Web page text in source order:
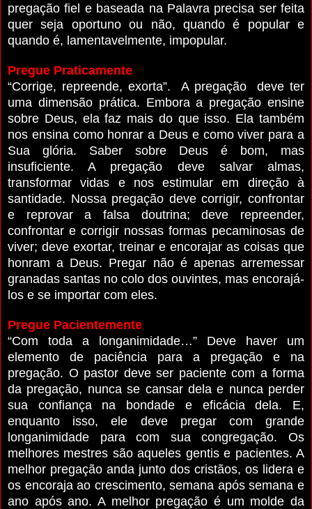
pregação fiel e baseada na Palavra precisa ser feita
quer seja oportuno ou não, quando é popular e
quando é, lamentavelmente, impopular.
Pregue Praticamente
“Corrige, repreende, exorta”. A pregação deve ter
uma dimensão prática. Embora a pregação ensine
sobre Deus, ela faz mais do que isso. Ela também
nos ensina como honrar a Deus e como viver para a
Sua glória. Saber sobre Deus é bom, mas
insuficiente. A pregação deve salvar almas,
transformar vidas e nos estimular em direção à
santidade. Nossa pregação deve corrigir, confrontar
e reprovar a falsa doutrina; deve repreender,
confrontar e corrigir nossas formas pecaminosas de
viver; deve exortar, treinar e encorajar as coisas que
honram a Deus. Pregar não é apenas arremessar
granadas santas no colo dos ouvintes, mas encorajá-
los e se importar com eles.
Pregue Pacientemente
“Com toda a longanimidade…” Deve haver um
elemento de paciência para a pregação e na
pregação. O pastor deve ser paciente com a forma
da pregação, nunca se cansar dela e nunca perder
sua confiança na bondade e eficácia dela. E,
enquanto isso, ele deve pregar com grande
longanimidade para com sua congregação. Os
melhores mestres são aqueles gentis e pacientes. A
melhor pregação anda junto dos cristãos, os lidera e
os encoraja ao crescimento, semana após semana e
ano após ano. A melhor pregação é um molde da